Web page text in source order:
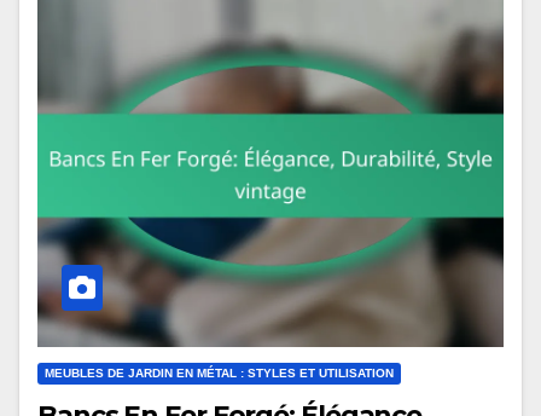
MEUBLES DE JARDIN EN MÉTAL : STYLES ET UTILISATION